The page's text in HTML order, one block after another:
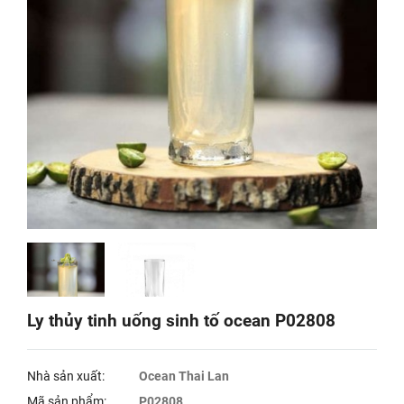
Ly thủy tinh uống sinh tố ocean P02808
Nhà sản xuất:
Ocean Thai Lan